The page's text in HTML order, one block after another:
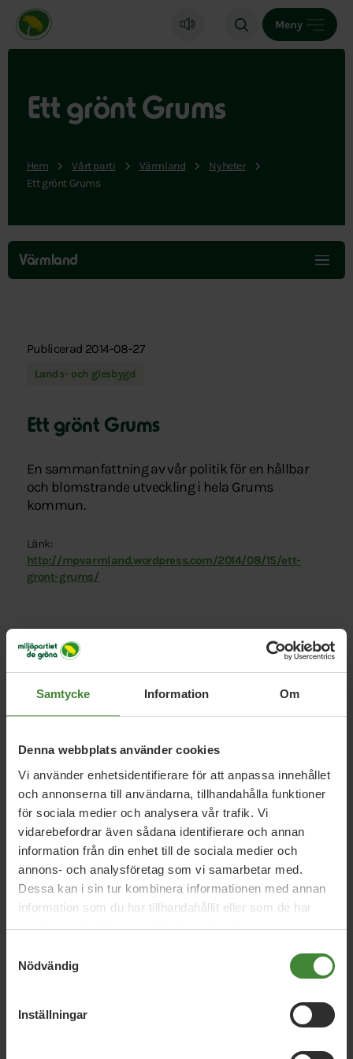
Samtycke Information Om
Denna webbplats använder cookies
Vi använder enhetsidentifierare för att anpassa innehållet
och annonserna till användarna, tillhandahålla funktioner
för sociala medier och analysera vår trafik. Vi
vidarebefordrar även sådana identifierare och annan
information från din enhet till de sociala medier och
annons- och analysföretag som vi samarbetar med.
Dessa kan i sin tur kombinera informationen med annan
information som du har tillhandahållit eller som de har
samlat in när du har använt deras tjänster.
Nödvändig
Inställningar
Miljöpartiet de gröna, startsida
Meny
Ett grönt Grums
Hem Vårt parti Värmland
Nyheter
Ett grönt Grums
Hoppa
över
menyn
Värmland
Publicerad 2014-08-27
Lands- och glesbygd
Ett grönt Grums
En sammanfattning av vår politik för en hållbar
och blomstrande utveckling i hela Grums
kommun.
Länk:
http://mpvarmland.wordpress.com/2014/08/15/ett-
gront-grums/
Relaterade nyheter
Värmland, 2 februari 2015
Lärorikt möte på VärmLant
Värmland, 21 januari 2015
”Nu har den lokala vågen startat”
Värmland, 29 augusti 2014